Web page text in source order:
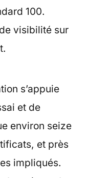
100.
visibilité sur
s’appuie
et de
environ seize
et près
impliqués.